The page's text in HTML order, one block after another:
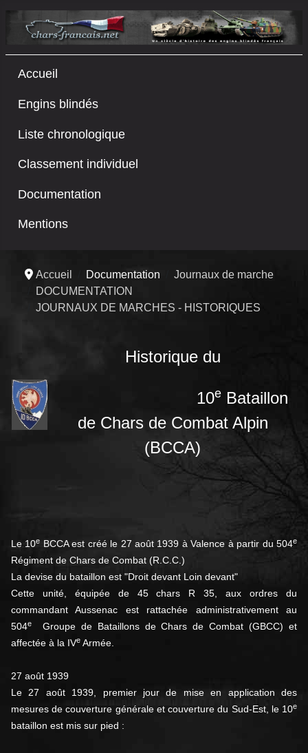
Accueil
Engins blindés
Liste chronologique
Classement individuel
Documentation
Mentions
Accueil Documentation
Journaux de marche
DOCUMENTATION
JOURNAUX DE MARCHES - HISTORIQUES
Historique du
10e Bataillon
de Chars de Combat Alpin
(BCCA)
Le 10e BCCA est créé le 27 août 1939 à Valence à partir du 504e
Régiment de Chars de Combat (R.C.C.)
La devise du bataillon est "Droit devant Loin devant"
Cette unité, équipée de 45 chars R 35, aux ordres du
commandant Aussenac est rattachée administrativement au
504e
Groupe de Bataillons de Chars de Combat (GBCC) et
affectée à la IVe Armée.
27 août 1939
Le 27 août 1939, premier jour de mise en application des
mesures de couverture générale et couverture du Sud-Est, le 10e
bataillon est mis sur pied :